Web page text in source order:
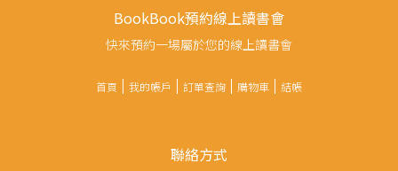
BookBook預約線上讀書會
快來預約一場屬於您的線上讀書會
首頁 我的帳戶 訂單查詢 購物車 結帳
聯絡方式